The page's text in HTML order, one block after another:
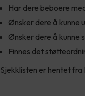
Har dere beboere
Ønsker dere å kunne
Ønsker dere å kunne
Finnes det
Sjekklisten er hentet fra